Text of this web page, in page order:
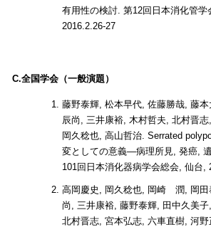
有用性の検討. 第12回日本消化管
2016.2.26-27
C.全国学会（一般演題）
藤野泰輝, 松本早代, 佐藤勝哉, 藤
辰尚, 三井康裕, 木村哲夫, 北村晋
岡久稔也, 高山哲治. Serrated
変としての意義―病理所見, 発癌,
101回日本消化器病学会総会, 仙台,
高岡慶史, 岡久稔也, 岡崎 潤, 岡田
尚, 三井康裕, 藤野泰輝, 田中久美子
北村晋志, 宮本弘志, 六車直樹, 河